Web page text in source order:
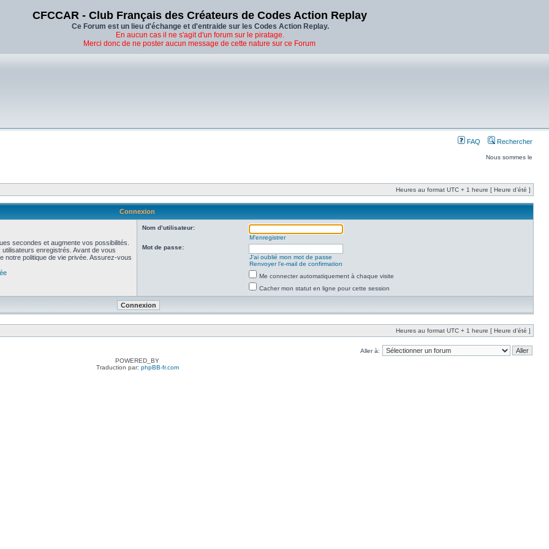
CFCCAR - Club Français des Créateurs de Codes Action Replay
Ce Forum est un lieu d'échange et d'entraide sur les Codes Action Replay.
En aucun cas il ne s'agit d'un forum sur le piratage.
Merci donc de ne poster aucun message de cette nature sur ce Forum
FAQ Rechercher
Nous sommes le
Heures au format UTC + 1 heure [ Heure d’été ]
Connexion
secondes et augmente vos possibilités.
enregistrés. Avant de vous
notre politique de vie privée. Assurez-vous
Nom d’utilisateur:
M’enregistrer
Mot de passe:
J’ai oublié mon mot de passe
Renvoyer l’e-mail de confirmation
Me connecter automatiquement à chaque visite
Cacher mon statut en ligne pour cette session
Heures au format UTC + 1 heure [ Heure d’été ]
Aller à:
POWERED_BY
Traduction par: phpBB-fr.com